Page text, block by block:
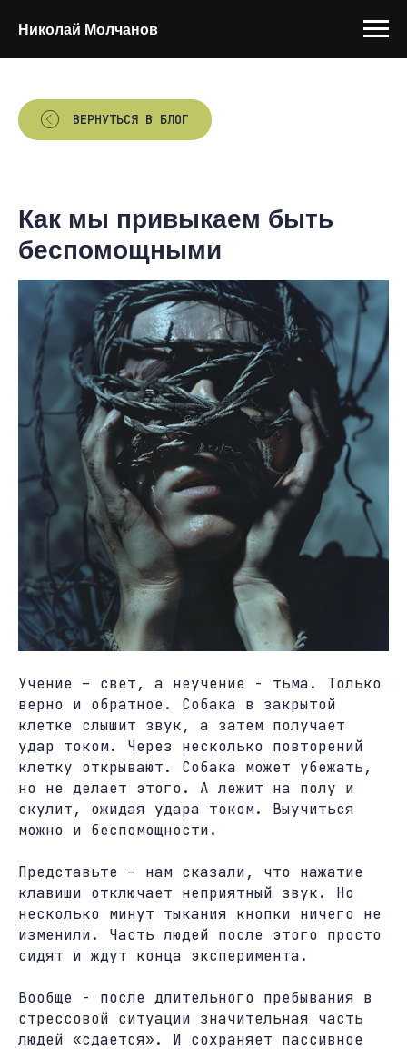
Николай Молчанов
ВЕРНУТЬСЯ В БЛОГ
Как мы привыкаем быть
беспомощными
Учение – свет, а неучение - тьма. Только
верно и обратное. Собака в закрытой
клетке слышит звук, а затем получает
удар током. Через несколько повторений
клетку открывают. Собака может убежать,
но не делает этого. А лежит на полу и
скулит, ожидая удара током. Выучиться
можно и беспомощности.
Представьте – нам сказали, что нажатие
клавиши отключает неприятный звук. Но
несколько минут тыкания кнопки ничего не
изменили. Часть людей после этого просто
сидят и ждут конца эксперимента.
Вообще - после длительного пребывания в
стрессовой ситуации значительная часть
людей «сдается». И сохраняет пассивное